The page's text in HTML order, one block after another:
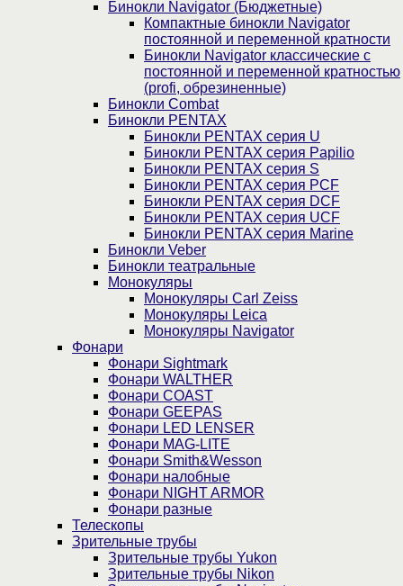
Бинокли Navigator (Бюджетные)
Компактные бинокли Navigator
постоянной и переменной кратности
Бинокли Navigator классические с
постоянной и переменной кратностью
(profi, обрезиненные)
Бинокли Combat
Бинокли PENTAX
Бинокли PENTAX серия U
Бинокли PENTAX серия Papilio
Бинокли PENTAX серия S
Бинокли PENTAX серия PCF
Бинокли PENTAX серия DCF
Бинокли PENTAX серия UCF
Бинокли PENTAX серия Marine
Бинокли Veber
Бинокли театральные
Монокуляры
Монокуляры Carl Zeiss
Монокуляры Leica
Монокуляры Navigator
Фонари
Фонари Sightmark
Фонари WALTHER
Фонари COAST
Фонари GEEPAS
Фонари LED LENSER
Фонари MAG-LITE
Фонари Smith&Wesson
Фонари налобные
Фонари NIGHT ARMOR
Фонари разные
Телескопы
Зрительные трубы
Зрительные трубы Yukon
Зрительные трубы Nikon